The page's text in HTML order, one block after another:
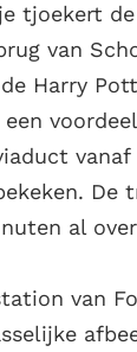
tjoekert
van
Harry
al
van